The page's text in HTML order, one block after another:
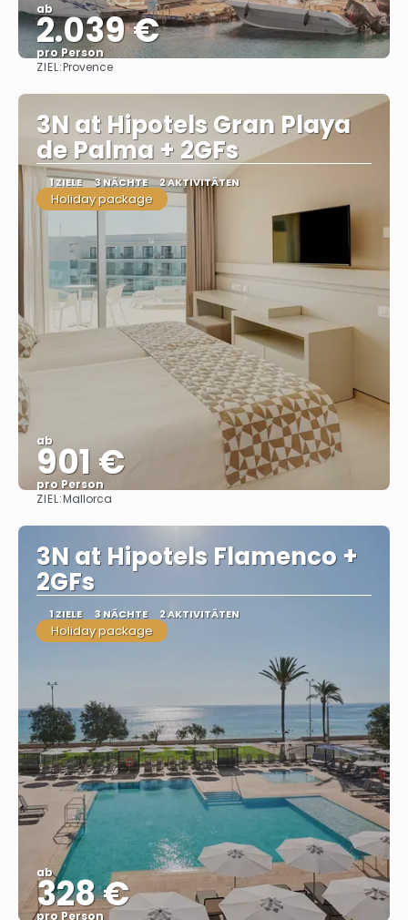
ab
2.039 €
pro Person
ZIEL:Provence
3N at Hipotels Gran Playa
de Palma + 2GFs
1 ZIELE 3 NÄCHTE 2 AKTIVITÄTEN
Holiday package
ab
901 €
pro Person
ZIEL:Mallorca
3N at Hipotels Flamenco +
2GFs
1 ZIELE 3 NÄCHTE 2 AKTIVITÄTEN
Holiday package
ab
328 €
pro Person